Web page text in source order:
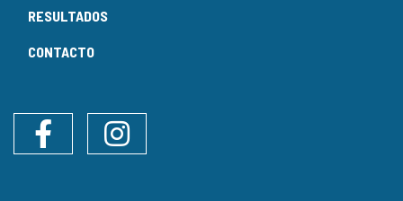
RESULTADOS
CONTACTO
Instagram